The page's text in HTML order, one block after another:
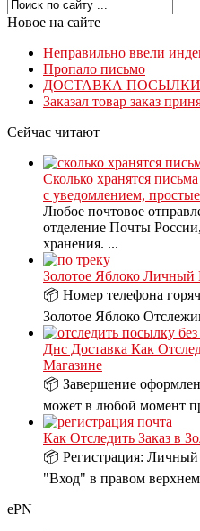
Новое на сайте
Неправильно ввели
Пропало письмо
ДОСТАВКА ПОСЫЛКИ
Заказал товар заказ
Сейчас читают
Сколько хранятся
с уведомлением, простые
Любое почтовое
отделение Почты
хранения. ...
Золотое Яблоко Личный
📦 Номер телефона
Золотое Яблоко
Днс Доставка Как
Магазине
📦 Завершение
может в любой момент
Как Отследить Заказ в
📦 Регистрация: Личный
"Вход" в правом
ePN